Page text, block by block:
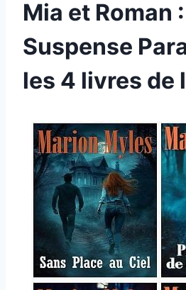
Mia et Roman :
Suspense
les 4 livres de